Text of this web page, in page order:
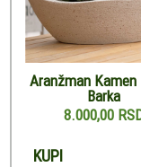
Aranžman Kamen
Barka
8.000,00
KUPI